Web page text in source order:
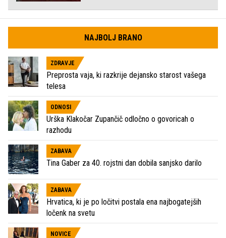
NAJBOLJ BRANO
ZDRAVJE
Preprosta vaja, ki razkrije dejansko starost vašega
telesa
ODNOSI
Urška Klakočar Zupančič odločno o govoricah o
razhodu
ZABAVA
Tina Gaber za 40. rojstni dan dobila sanjsko darilo
ZABAVA
Hrvatica, ki je po ločitvi postala ena najbogatejših
ločenk na svetu
NOVICE